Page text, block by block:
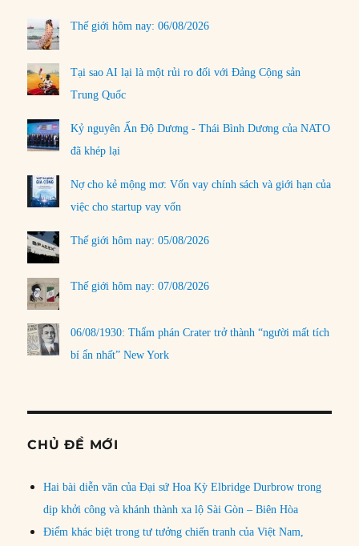
Thế giới hôm nay: 06/08/2026
Tại sao AI lại là một rủi ro đối với Đảng Cộng sản
Trung Quốc
Kỷ nguyên Ấn Độ Dương - Thái Bình Dương của NATO
đã khép lại
Nợ cho kẻ mộng mơ: Vốn vay chính sách và giới hạn của
việc cho startup vay vốn
Thế giới hôm nay: 05/08/2026
Thế giới hôm nay: 07/08/2026
06/08/1930: Thẩm phán Crater trở thành “người mất tích
bí ẩn nhất” New York
CHỦ ĐỀ MỚI
Hai bài diễn văn của Đại sứ Hoa Kỳ Elbridge Durbrow trong
dịp khởi công và khánh thành xa lộ Sài Gòn – Biên Hòa
Điểm khác biệt trong tư tưởng chiến tranh của Việt Nam,